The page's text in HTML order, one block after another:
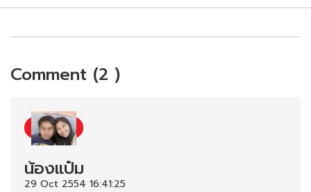
Comment (2 )
น้องแป๋ม
29 Oct 2554 16:41:25